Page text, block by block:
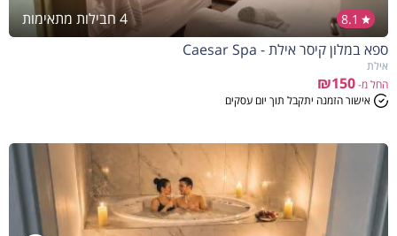
8.1
4 חבילות מתאימות
ספא במלון קיסר אילת - Caesar Spa
אילת
החל מ-₪150
אישור הזמנה יתקבל תוך יום עסקים